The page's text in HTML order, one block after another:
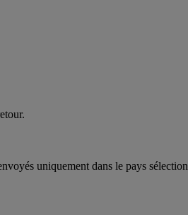
uniquement dans le pays